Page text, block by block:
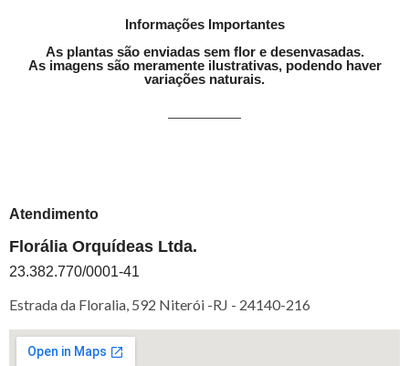
Informações Importantes
As plantas são enviadas sem flor e desenvasadas.
As imagens são meramente ilustrativas, podendo haver
variações naturais.
Atendimento
Florália Orquídeas Ltda.
23.382.770/0001-41
Estrada da Floralia, 592 Niterói -RJ - 24140-216